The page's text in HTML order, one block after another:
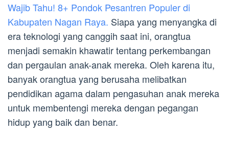
Wajib Tahu! 8+ Pondok Pesantren Populer di
Kabupaten Nagan Raya. Siapa yang menyangka di
era teknologi yang canggih saat ini, orangtua
menjadi semakin khawatir tentang perkembangan
dan pergaulan anak-anak mereka. Oleh karena itu,
banyak orangtua yang berusaha melibatkan
pendidikan agama dalam pengasuhan anak mereka
untuk membentengi mereka dengan pegangan
hidup yang baik dan benar.